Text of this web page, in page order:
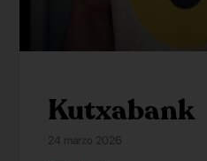
Kutxabank
24 marzo 2026